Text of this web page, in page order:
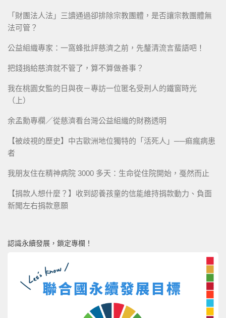
「財團法人法」三讀通過卻排除宗教團體，是否讓宗教團體無
法可管？
公益組織專家：一窩蜂批評慈濟之前，先釐清流言蜚語吧！
把錢捐給慈濟就不管了，算不算做善事？
我在桃園女監的日與夜－專訪一位匿名受刑人的鐵窗時光
（上）
余孟勳專欄／從慈濟看台灣公益組織的財務透明
【被歧視的歷史】中古歐洲地位獨特的「活死人」──痲瘋病患
者
我朋友住在精神病院 3000 多天：生命從住院開始，戞然而止
【捐款人想什麼？】收到認養孩童的信能維持捐款動力、負面
新聞左右捐款意願
認識永續發展，鎖定專欄！